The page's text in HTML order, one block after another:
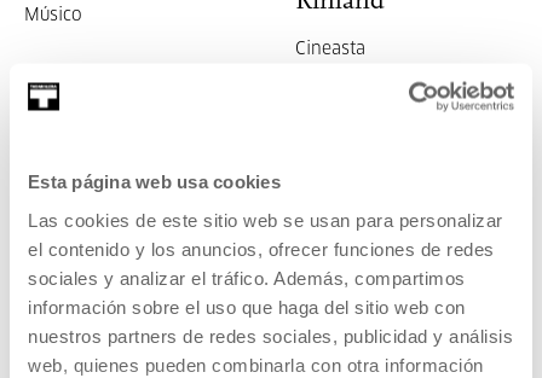
Esta página web usa cookies
Las cookies de este sitio web se usan para personalizar
el contenido y los anuncios, ofrecer funciones de redes
sociales y analizar el tráfico. Además, compartimos
información sobre el uso que haga del sitio web con
nuestros partners de redes sociales, publicidad y análisis
web, quienes pueden combinarla con otra información
Músico
Cineasta
2019
TECNOLOGÍA